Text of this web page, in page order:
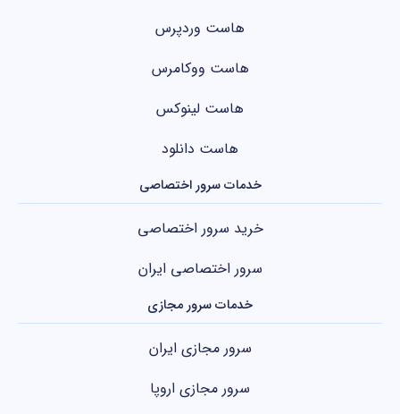
هاست وردپرس
هاست ووکامرس
هاست لینوکس
هاست دانلود
خدمات سرور اختصاصی
خرید سرور اختصاصی
سرور اختصاصی ایران
خدمات سرور مجازی
سرور مجازی ایران
سرور مجازی اروپا